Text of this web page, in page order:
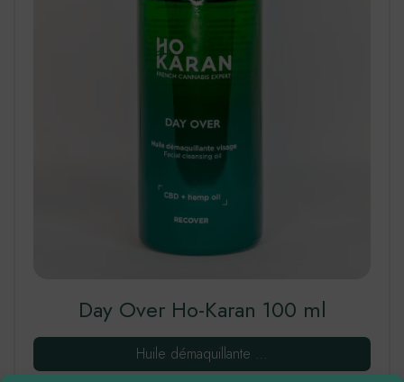
Day Over Ho-Karan 100 ml
Huile démaquillante …